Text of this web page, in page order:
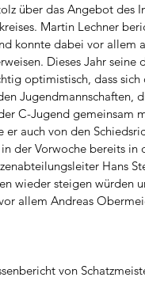
über das Angebot des
Martin Lechner
konnte dabei vor allem
Dieses Jahr seine
optimistisch, dass sich
Jugendmannschaften,
C-Jugend gemeinsam
auch von den
der Vorwoche bereits in
Hans
wieder steigen würden
allem Andreas
von